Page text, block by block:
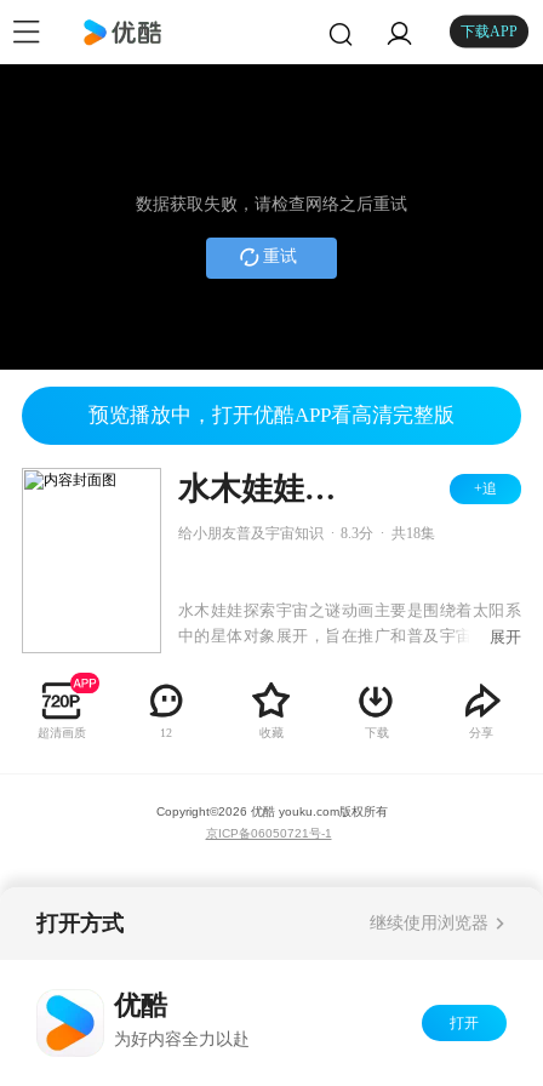
下载APP
数据获取失败，请检查网络之后重试
重试
预览播放中，打开优酷APP看高清完整版
水木娃娃探索宇宙之谜 +追
给小朋友普及宇宙知识 8.3分 共18集
水木娃娃探索宇宙之谜动画主要是围绕着太阳系
中的星体对象展开，旨在推广和普及宇宙知识，
展开
超清画质 12 收藏 下载 分享
Copyright©2026 优酷 youku.com版权所有
京ICP备06050721号-1
打开方式 继续使用浏览器
优酷
为好内容全力以赴
打开